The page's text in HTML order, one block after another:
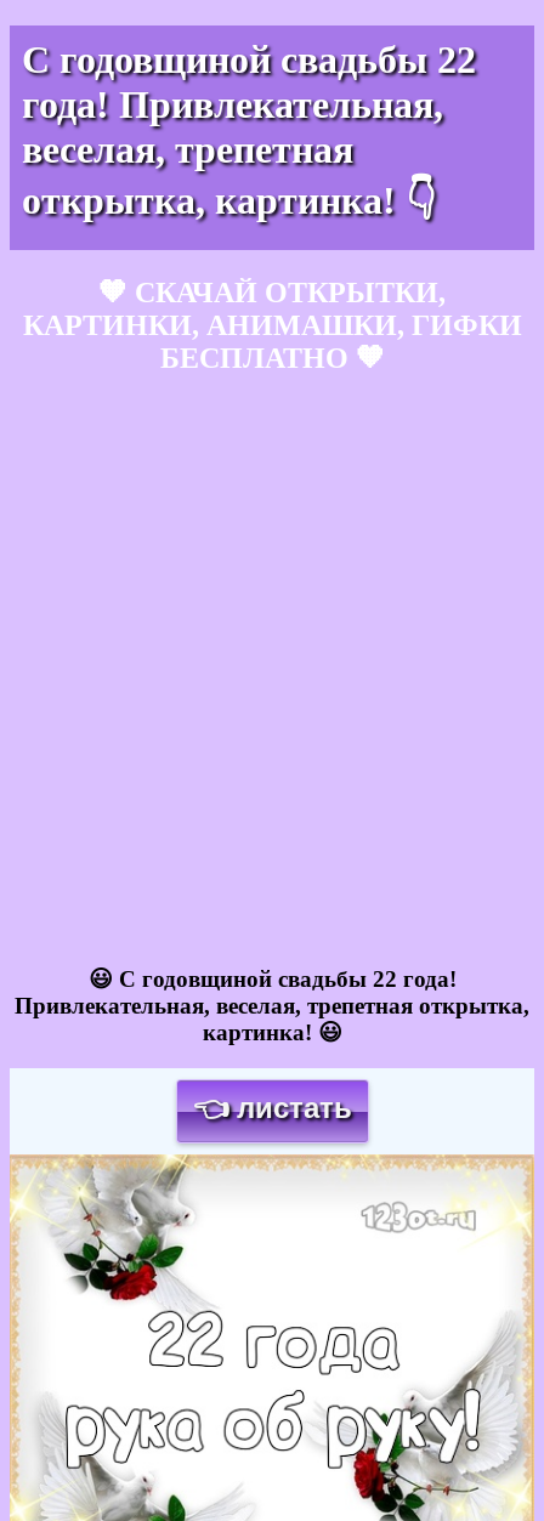
С годовщиной свадьбы 22
года! Привлекательная,
веселая, трепетная
открытка, картинка! 👇
🧡 СКАЧАЙ ОТКРЫТКИ,
КАРТИНКИ, АНИМАШКИ, ГИФКИ
БЕСПЛАТНО 🧡
😃 С годовщиной свадьбы 22 года!
Привлекательная, веселая, трепетная открытка,
картинка! 😃
👈 листать
Загрузка картинки...